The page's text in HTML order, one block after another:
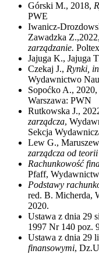
Górski M., 2018,
PWE
Iwanicz-
Zawadzka Z.,2022,
zarządzanie.
Jajuga K., Jajuga
Czekaj J., Rynki,
Wydawnictwo
Sopoćko A., 2020,
Warszawa: PWN
Rutkowska J.,
zarządcza,
Sekcja
Lew G.,
zarządcza od
Rachunkowość
Pfaff,
Podstawy
red. B. Micherda,
2020.
Ustawa z dnia 29
1997 Nr 140 poz.
Ustawa z dnia 29
finansowymi,